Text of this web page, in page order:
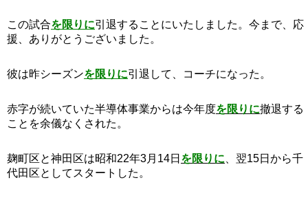
この試合を限りに引退することにいたしました。今まで、応
援、ありがとうございました。
彼は昨シーズンを限りに引退して、コーチになった。
赤字が続いていた半導体事業からは今年度を限りに撤退する
ことを余儀なくされた。
麹町区と神田区は昭和22年3月14日 を限りに 、翌15日から千
代田区としてスタートした。